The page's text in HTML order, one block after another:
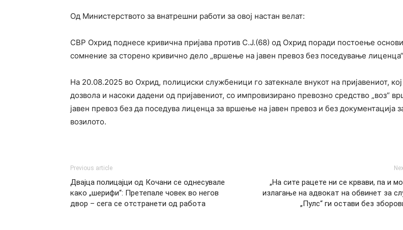
Од Министерството за внатрешни работи за овој настан велат:
СВР Охрид поднесе кривична пријава против С.Ј.(68) од Охрид поради постоење
сомнение за сторено кривично дело „вршење на јавен превоз без поседување
На 20.08.2025 во Охрид, полициски службеници го затекнале внукот на пријавениот,
дозвола и насоки дадени од пријавениот, со импровизирано превозно средство „воз“
јавен превоз без да поседува лиценца за вршење на јавен превоз и без документација
возилото.
Previous article
Двајца полицајци од Кочани се однесувале
како „шерифи“: Претепале човек во негов
двор – сега се отстранети од работа
„На сите рацете ни се крвави, па и
излагање на адвокат на обвинет за
„Пулс“ ги остави без